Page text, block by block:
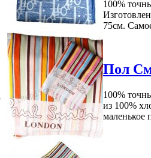
100%
75см.
Пол
100%
из 100%
маленькое